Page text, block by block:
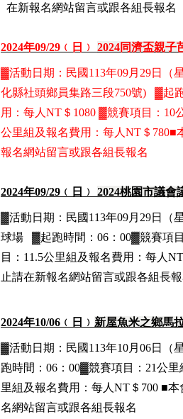
在新報名網站留言或跟各組長報名
2024年09/29 ﹙日﹚ 2024同濟盃親子
▓活動日期： 民國113年09月29日
（
化縣社頭鄉員集路三段750號)
▓起
用 ： 每人NT＄1080 ▓競賽項目：10
公里組 及報名費用 ： 每人NT＄780■
報名網站留言或跟各組長報名
2024年09/29 ﹙日﹚ 2024桃園市議會
▓活動日期： 民國113年09月29日
（
球場
▓起跑時間：06：00▓競賽項
目：11.5公里組 及報名費用 ： 每人
止請在新報名網站留言或跟各組長
2024年10/06 ﹙日﹚ 新屋魚米之鄉馬
▓活動日期： 民國113年10月06日
（
跑時間：06：00▓競賽項目：21公里
里組 及報名費用 ： 每人NT＄700 ■本
名網站留言或跟各組長報名